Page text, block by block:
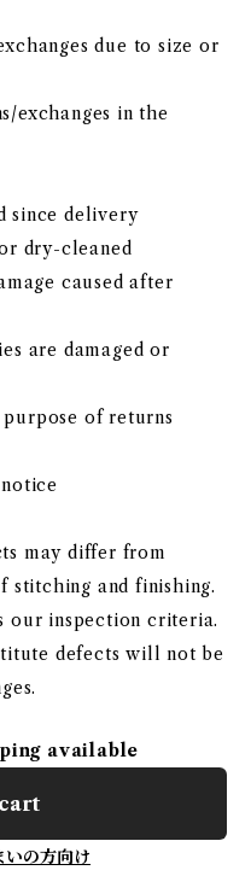
due to size or
exchanges in the
since delivery
dry-cleaned
caused after
are damaged or
of returns
may differ from
stitching and finishing.
our inspection criteria.
defects will not be
available
いの方向け